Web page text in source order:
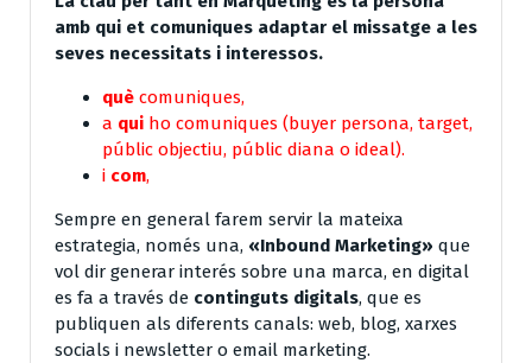
amb qui et comuniques adaptar el missatge a les
seves necessitats i interessos.
què comuniques,
a qui ho comuniques (buyer persona, target,
públic objectiu, públic diana o ideal).
i com,
Sempre en general farem servir la mateixa
estrategia, només una, «Inbound Marketing» que
vol dir generar interés sobre una marca, en digital
es fa a través de continguts digitals, que es
publiquen als diferents canals: web, blog, xarxes
socials i newsletter o email marketing.